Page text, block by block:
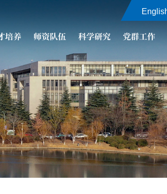
培养 师资队伍 科学研究 党群工作